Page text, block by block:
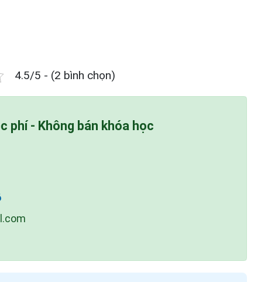
4.5/5 - (2 bình chọn)
phí - Không bán khóa học